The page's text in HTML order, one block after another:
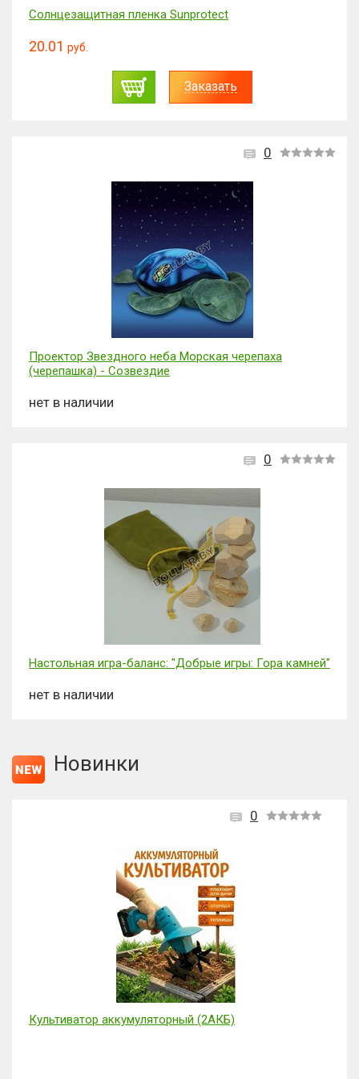
Солнцезащитная пленка Sunprotect
20.01 руб.
Заказать
0
Проектор Звездного неба Морская черепаха
(черепашка) - Созвездие
нет в наличии
0
Настольная игра-баланс: "Добрые игры: Гора камней"
нет в наличии
Новинки
0
Культиватор аккумуляторный (2АКБ)